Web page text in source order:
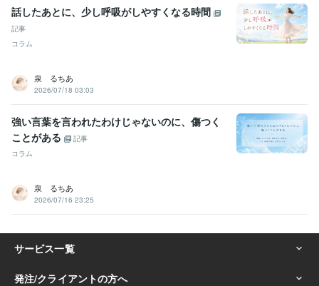
話したあとに、少し呼吸がしやすくなる時間
記事
コラム
泉 るちあ
2026/07/18 03:03
強い言葉を言われたわけじゃないのに、傷つく
ことがある
記事
コラム
泉 るちあ
2026/07/16 23:25